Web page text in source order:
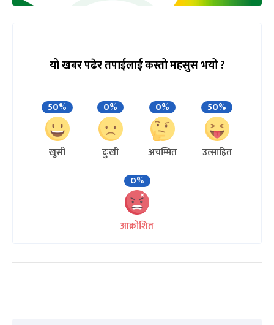
यो खबर पढेर तपाईलाई कस्तो महसुस भयो ?
50%
खुसी
0%
दुःखी
0%
अचम्मित
50%
उत्साहित
0%
आक्रोशित